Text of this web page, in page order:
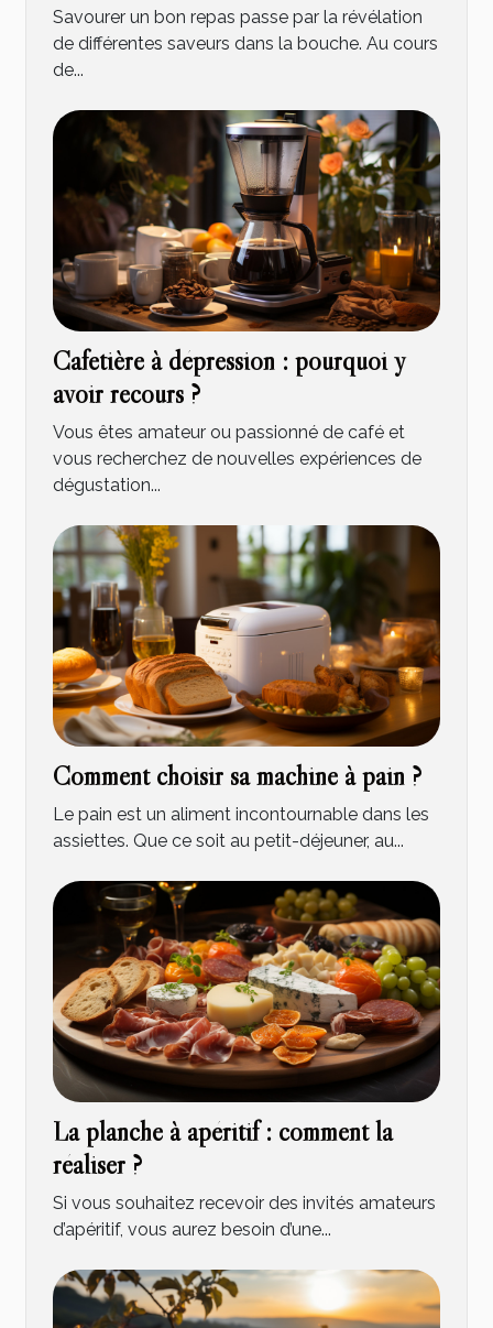
Savourer un bon repas passe par la révélation
de différentes saveurs dans la bouche. Au cours
de...
Cafetière à dépression : pourquoi y
avoir recours ?
Vous êtes amateur ou passionné de café et
vous recherchez de nouvelles expériences de
dégustation...
Comment choisir sa machine à pain ?
Le pain est un aliment incontournable dans les
assiettes. Que ce soit au petit-déjeuner, au...
La planche à apéritif : comment la
réaliser ?
Si vous souhaitez recevoir des invités amateurs
d’apéritif, vous aurez besoin d’une...